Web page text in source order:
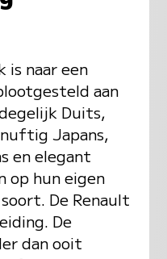
is naar een
aan
Duits,
Japans,
en elegant
op hun eigen
De Renault
De
dan ooit